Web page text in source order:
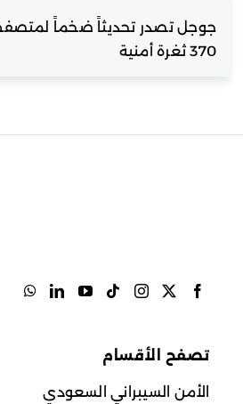
370 ثغرة أمنية
تصفح الأقسام
الأمن السيبراني السعودي